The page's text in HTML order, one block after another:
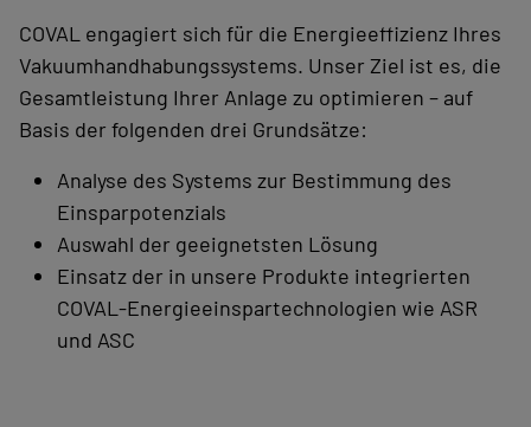
COVAL engagiert sich für die Energieeffizienz Ihres
Vakuumhandhabungssystems. Unser Ziel ist es, die
Gesamtleistung Ihrer Anlage zu optimieren – auf
Basis der folgenden drei Grundsätze:
Analyse des Systems zur Bestimmung des
Einsparpotenzials
Auswahl der geeignetsten Lösung
Einsatz der in unsere Produkte integrierten
COVAL‑Energieeinspartechnologien wie ASR
und ASC